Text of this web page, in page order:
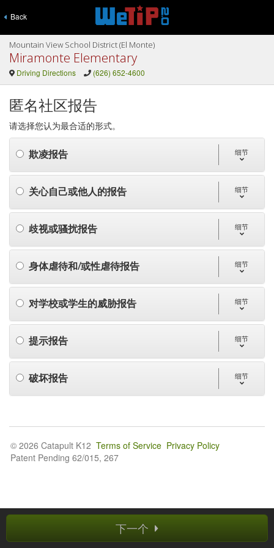
Back
Mountain View School District (El Monte)
Miramonte Elementary
Driving Directions (626) 652-4600
匿名社区报告
请选择您认为最合适的形式。
欺凌报告 细节
关心自己或他人的报告 细节
歧视或骚扰报告 细节
身体虐待和/或性虐待报告 细节
对学校或学生的威胁报告 细节
提示报告 细节
破坏报告 细节
下一个
© 2026 Catapult K12 Terms of Service Privacy Policy
Patent Pending 62/015, 267